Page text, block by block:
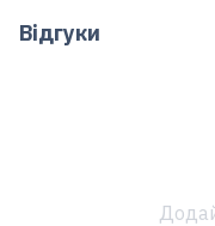
Відгуки